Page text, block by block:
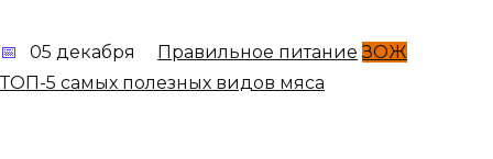
05 декабря Правильное питание ЗОЖ
ТОП-5 самых полезных видов мяса